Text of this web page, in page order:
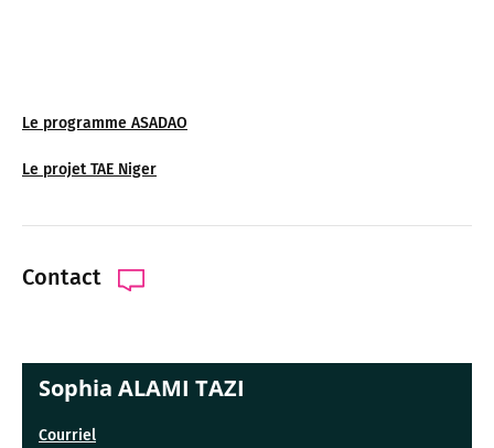
Le programme ASADAO
Le projet TAE Niger
Contact
Sophia ALAMI TAZI
Courriel